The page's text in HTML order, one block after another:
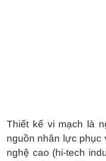
Thiết kế vi mạch là
nguồn nhân lực phục
nghệ cao (hi-tech